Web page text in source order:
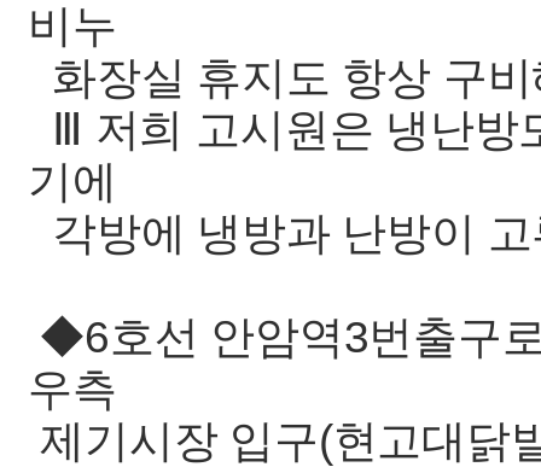
비누
화장실 휴지도 항상 구
Ⅲ 저희 고시원은 냉난방
기에
각방에 냉방과 난방이
◆6호선 안암역3번출구
우측
제기시장 입구(현고대닭